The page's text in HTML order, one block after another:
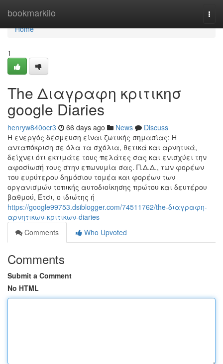
bookmarkilo
Home
Home
1
The Διαγραφη κριτικησ
google Diaries
henryw840ocr3 66 days ago News
Discuss
Η ενεργός δέσμευση είναι ζωτικής σημασίας: Η
ανταπόκριση σε όλα τα σχόλια, θετικά και αρνητικά,
δείχνει ότι εκτιμάτε τους πελάτες σας και ενισχύει την
αφοσίωσή τους στην επωνυμία σας. Π.Δ.Δ., των φορέων
του ευρύτερου δημόσιου τομέα και φορέων των
οργανισμών τοπικής αυτοδιοίκησης πρώτου και δευτέρου
βαθμού, Έτσι, ο ιδιώτης ή
https://google99753.dsiblogger.com/74511762/the-διαγραφη-
αρνητικων-κριτικων-diaries
Comments
Who Upvoted
Comments
Submit a Comment
No HTML